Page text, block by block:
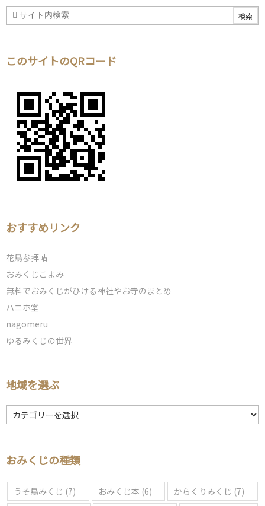
このサイトのQRコード
おすすめリンク
花鳥参拝帖
おみくじこよみ
無料でおみくじがひける神社やお寺のまとめ
ハニホ堂
nagomeru
ゆるみくじの世界
地域を選ぶ
地
域
ぶ
おみくじの種類
うそ鳥みくじ (7) おみくじ本 (6) からくりみくじ (7)